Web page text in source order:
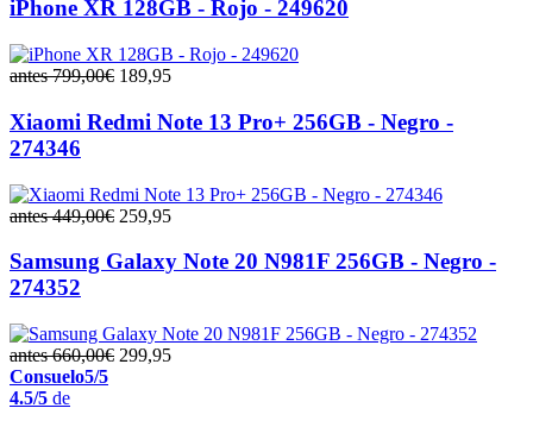
iPhone XR 128GB - Rojo - 249620
antes 799,00€ 189,95
Xiaomi Redmi Note 13 Pro+ 256GB - Negro -
274346
antes 449,00€ 259,95
Samsung Galaxy Note 20 N981F 256GB - Negro -
274352
antes 660,00€ 299,95
Consuelo5/5
4.5/5 de